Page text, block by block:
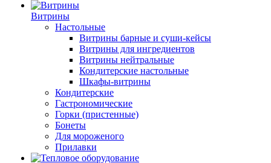
Витрины
Настольные
Витрины барные и суши-кейсы
Витрины для ингредиентов
Витрины нейтральные
Кондитерские настольные
Шкафы-витрины
Кондитерские
Гастрономические
Горки (пристенные)
Бонеты
Для мороженого
Прилавки